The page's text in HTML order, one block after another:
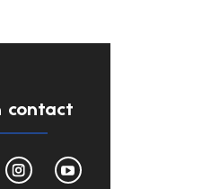
contact